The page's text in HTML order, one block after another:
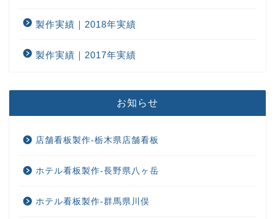
製作実績｜2018年実績
製作実績｜2017年実績
お知らせ
店舗看板製作-栃木県店舗看板
ホテル看板製作-長野県八ヶ岳
ホテル看板製作-群馬県川俣